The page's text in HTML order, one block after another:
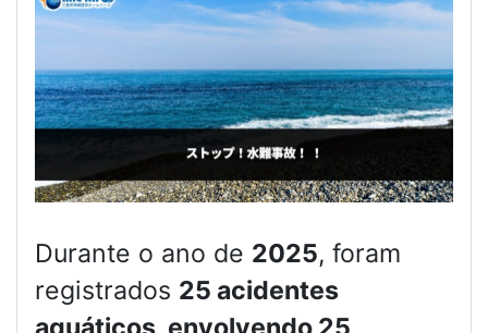
Durante o ano de 2025, foram
registrados 25 acidentes